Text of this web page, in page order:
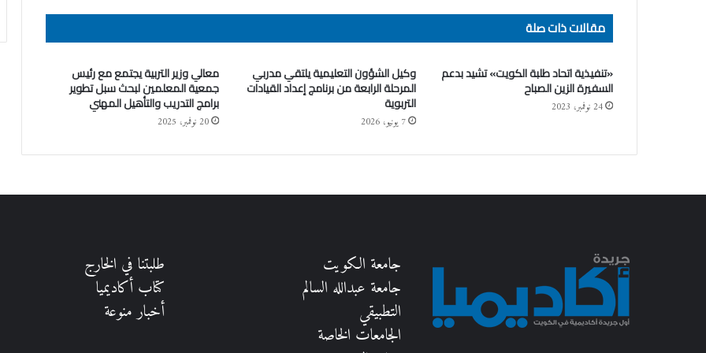
مقالات ذات صلة
«تنفيذية اتحاد طلبة الكويت» تشيد بدعم
السفيرة الزين الصباح
24 نوفمبر، 2023
وكيل الشؤون التعليمية يلتقي مدربي
المرحلة الرابعة من برنامج إعداد القيادات
التربوية
7 يونيو، 2026
معالي وزير التربية يجتمع مع رئيس
جمعية المعلمين لبحث سبل تطوير
برامج التدريب والتأهيل المهني
20 نوفمبر، 2025
جامعة الكويت
جامعة عبدالله السالم
التطبيقي
الجامعات الخاصة
طلبتنا في الخارج
كتاب أكاديميا
أخبار منوعة